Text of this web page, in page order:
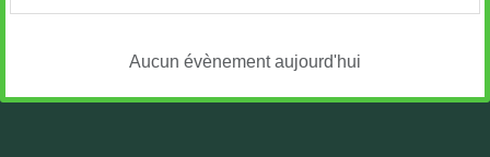
Aucun évènement aujourd'hui